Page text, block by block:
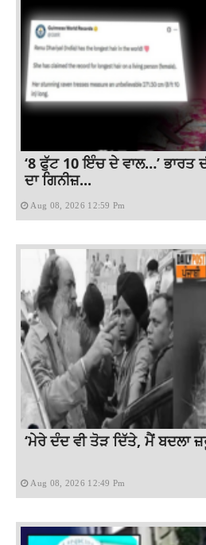
‘8 ਫੁੱਟ 10 ਇੰਚ ਦੇ ਵਾਲ…’ ਭਾਰਤ
ਦਾ ਗਿਨੀਜ਼...
Aug 08, 2026 12:59 Pm
‘ਮੇਰੇ ਦੰਦ ਵੀ ਤੋੜ ਦਿੱਤੇ, ਮੈਂ ਬਦਲਾ
Aug 08, 2026 12:49 Pm